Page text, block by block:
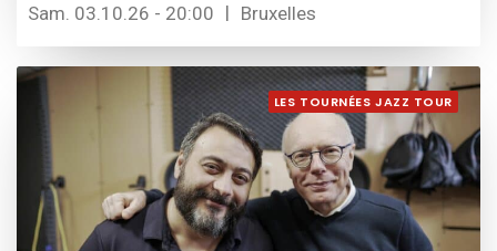
Sam. 03.10.26 - 20:00
Bruxelles
LES TOURNÉES JAZZ TOUR